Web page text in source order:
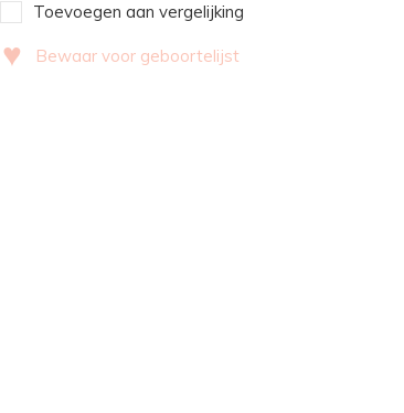
Toevoegen aan vergelijking
♥ Bewaar voor geboortelijst